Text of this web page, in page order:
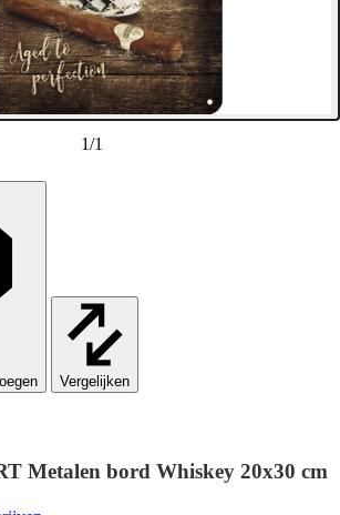
1/1
Vergelijken
Metalen bord Whiskey 20x30 cm